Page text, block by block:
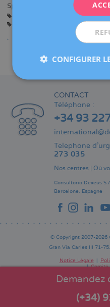
Spécialités:
Échographie obstétricale et
Interruption Légale de la
Demandez
(+34)
CONTACT
Téléphone :
+34 93
Telephone
273 035
Nos centres | Où
Consultorio Dexeus
Barcelone. Espagne
© Copyright 2007-2026
Gran Via Carles III 71-
Pie
Notice Légale
Comité
CONFIGURER